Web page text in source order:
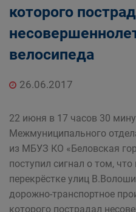
которого
велосипеда
26.06.2017
22 июня в 17 часов 30
Межмуниципального
из МБУЗ КО «Беловская
поступил сигнал о том,
перекрёстке улиц
дорожно-транспортное
которого пострадал